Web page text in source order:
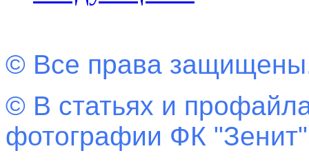
© Все права
© В статьях и
фотографии ФК